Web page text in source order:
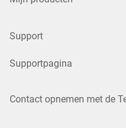
Support
Supportpagina
Contact opnemen met de